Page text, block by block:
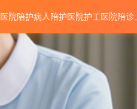
医院陪护病人陪护医院护工医院陪诊